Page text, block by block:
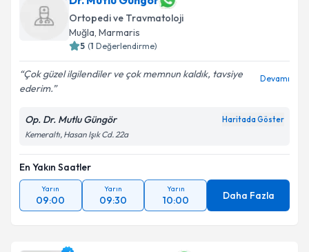
E-posta Adresiniz
Kişisel verilerimin işlenmesine ilişkinAydınlatma
Ortopedi ve Travmatoloji
Muğla, Marmaris
5 (1 Değerlendirme)
Çok güzel ilgilendiler ve çok memnun kaldık, tavsiye
ederim.
Devamı
Op. Dr. Mutlu Güngör Haritada Göster
Kemeraltı, Hasan Işık Cd. 22a
En Yakın Saatler
Yarın
09:00
Yarın
09:30
Yarın
10:00 Daha Fazla